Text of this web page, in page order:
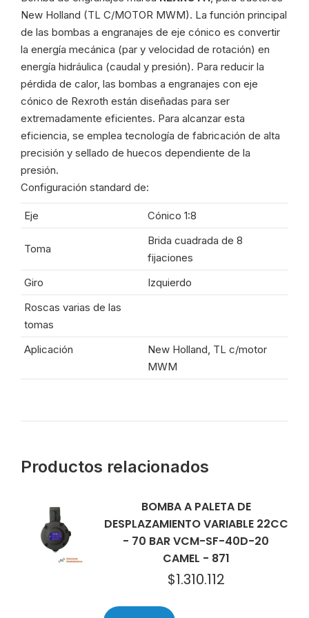
cantidad
New Holland (TL C/MOTOR MWM). La función principal
de las bombas a engranajes de eje cónico es convertir
la energía mecánica (par y velocidad de rotación) en
energía hidráulica (caudal y presión). Para reducir la
pérdida de calor, las bombas a engranajes con eje
cónico de Rexroth están diseñadas para ser
extremadamente eficientes. Para alcanzar esta
eficiencia, se emplea tecnología de fabricación de alta
precisión y sellado de huecos dependiente de la
presión.
Configuración standard de:
Eje Cónico 1:8
Toma
Brida cuadrada de 8
fijaciones
Giro
Izquierdo
Roscas varias de las
tomas
Aplicación
New Holland, TL c/motor
MWM
Productos relacionados
BOMBA A PALETA DE
DESPLAZAMIENTO VARIABLE 22CC
- 70 BAR VCM-SF-40D-20
CAMEL - 871
$1.310.112